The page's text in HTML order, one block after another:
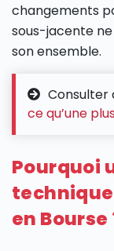
changements
sous-jacente
son ensemble.
Consulter
ce qu’une
Pourquoi
en Bourse